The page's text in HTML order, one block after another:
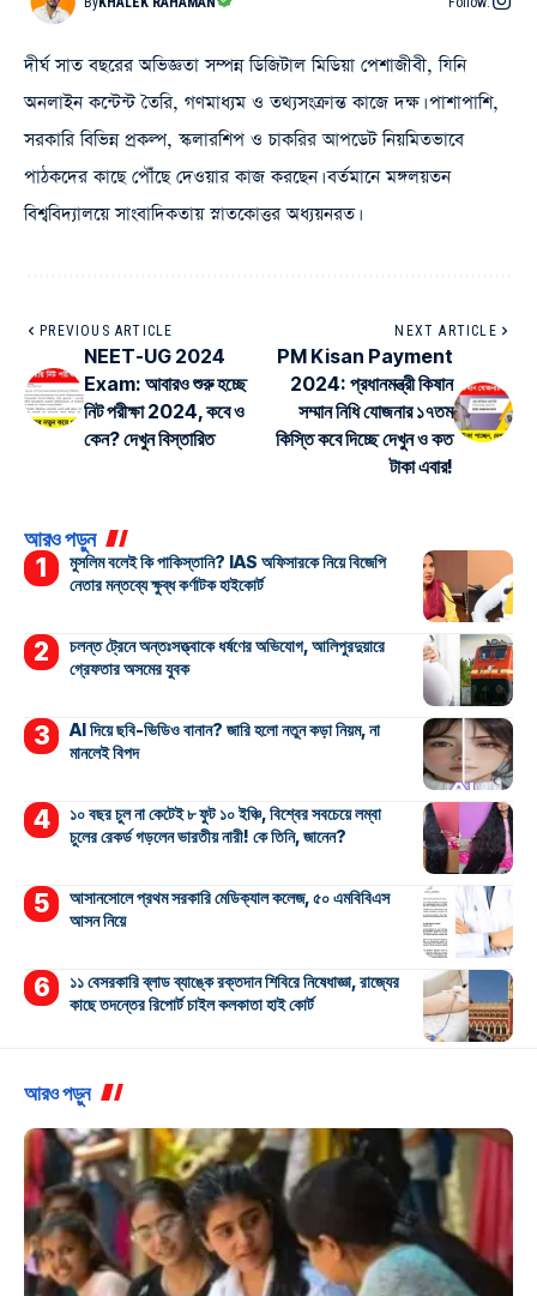
দীর্ঘ সাত বছরের অভিজ্ঞতা সম্পন্ন ডিজিটাল মিডিয়া পেশাজীবী, যিনি
অনলাইন কন্টেন্ট তৈরি, গণমাধ্যম ও তথ্যসংক্রান্ত কাজে দক্ষ। পাশাপাশি,
সরকারি বিভিন্ন প্রকল্প, স্কলারশিপ ও চাকরির আপডেট নিয়মিতভাবে
পাঠকদের কাছে পৌঁছে দেওয়ার কাজ করছেন। বর্তমানে মঙ্গলয়তন
বিশ্ববিদ্যালয়ে সাংবাদিকতায় স্নাতকোত্তর অধ্যয়নরত।
PREVIOUS ARTICLE
NEET-UG 2024
Exam: আবারও শুরু হচ্ছে
নিট পরীক্ষা 2024, কবে ও
কেন? দেখুন বিস্তারিত
NEXT ARTICLE
PM Kisan Payment
2024: প্রধানমন্ত্রী কিষান
সম্মান নিধি যোজনার ১৭তম
কিস্তি কবে দিচ্ছে দেখুন ও কত
টাকা এবার!
আরও পড়ুন
মুসলিম বলেই কি পাকিস্তানি? IAS অফিসারকে নিয়ে বিজেপি
নেতার মন্তব্যে ক্ষুব্ধ কর্ণাটক হাইকোর্ট
চলন্ত ট্রেনে অন্তঃসত্ত্বাকে ধর্ষণের অভিযোগ, আলিপুরদুয়ারে
গ্রেফতার অসমের যুবক
AI দিয়ে ছবি-ভিডিও বানান? জারি হলো নতুন কড়া নিয়ম, না
মানলেই বিপদ
১০ বছর চুল না কেটেই ৮ ফুট ১০ ইঞ্চি, বিশ্বের সবচেয়ে লম্বা
চুলের রেকর্ড গড়লেন ভারতীয় নারী! কে তিনি, জানেন?
আসানসোলে প্রথম সরকারি মেডিক্যাল কলেজ, ৫০ এমবিবিএস
আসন নিয়ে
১১ বেসরকারি ব্লাড ব্যাঙ্কে রক্তদান শিবিরে নিষেধাজ্ঞা, রাজ্যের
কাছে তদন্তের রিপোর্ট চাইল কলকাতা হাই কোর্ট
আরও পড়ুন